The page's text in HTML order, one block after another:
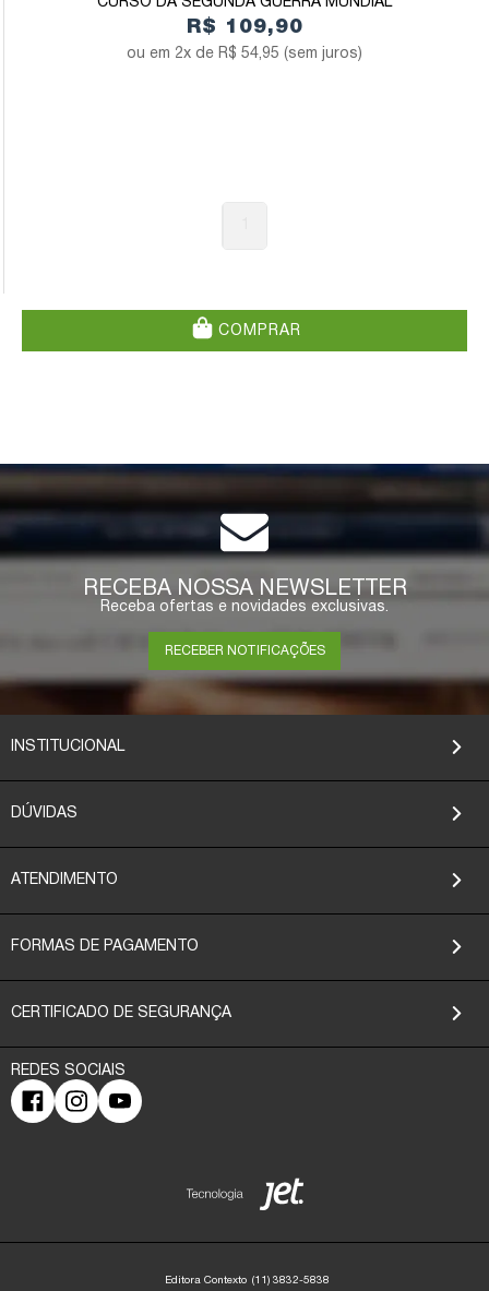
R$ 109,90
2x de R$ 54,95 (sem juros)
COMPRAR
RECEBA NOSSA NEWSLETTER
Receba ofertas e novidades exclusivas.
RECEBER NOTIFICAÇÕES
INSTITUCIONAL
DÚVIDAS
ATENDIMENTO
FORMAS DE PAGAMENTO
CERTIFICADO DE SEGURANÇA
Editora Contexto (11) 3832-5838